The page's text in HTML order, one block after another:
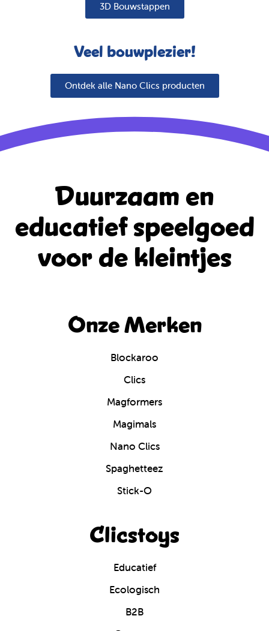
3D Bouwstappen
Veel bouwplezier!
Ontdek alle Nano Clics producten
Duurzaam en
educatiefspeelgoed
voor de kleintjes
Onze Merken
Blockaroo
Clics
Magformers
Magimals
Nano Clics
Spaghetteez
Stick-O
Clicstoys
Educatief
Ecologisch
B2B